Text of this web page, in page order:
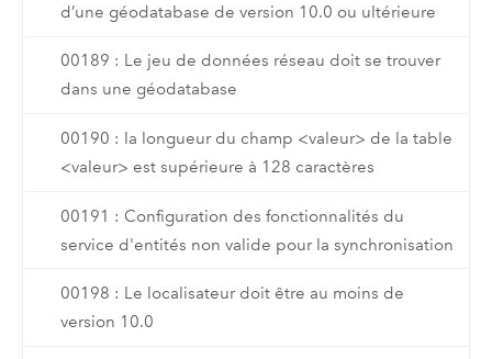
d’une géodatabase de version 10.0 ou ultérieure
00189 : Le jeu de données réseau doit se trouver
dans une géodatabase
00190 : la longueur du champ <valeur> de la table
<valeur> est supérieure à 128 caractères
00191 : Configuration des fonctionnalités du
service d'entités non valide pour la synchronisation
00198 : Le localisateur doit être au moins de
version 10.0